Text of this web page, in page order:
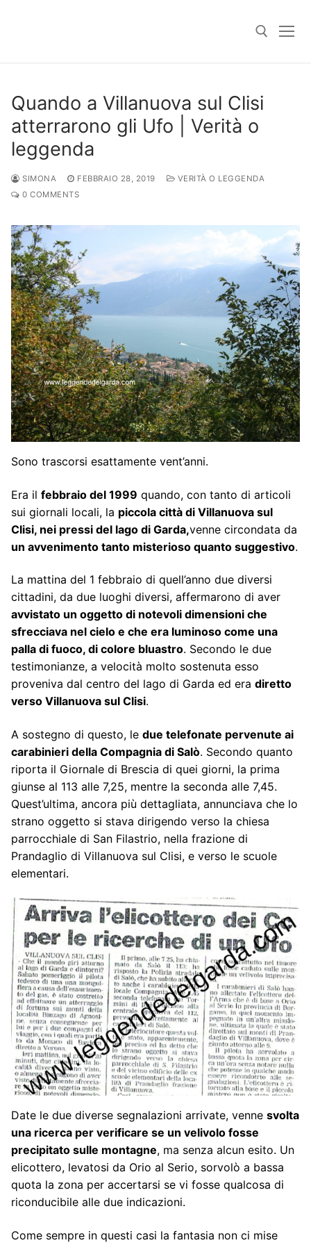
Quando a Villanuova sul Clisi
atterrarono gli Ufo | Verità o
leggenda
SIMONA FEBBRAIO 28, 2019
VERITÀ O LEGGENDA
0 COMMENTS
Sono trascorsi esattamente vent’anni.
Era il febbraio del 1999 quando, con tanto di articoli
sui giornali locali, la piccola città di Villanuova sul
Clisi, nei pressi del lago di Garda,venne circondata da
un avvenimento tanto misterioso quanto suggestivo.
La mattina del 1 febbraio di quell’anno due diversi
cittadini, da due luoghi diversi, affermarono di aver
avvistato un oggetto di notevoli dimensioni che
sfrecciava nel cielo e che era luminoso come una
palla di fuoco, di colore bluastro. Secondo le due
testimonianze, a velocità molto sostenuta esso
proveniva dal centro del lago di Garda ed era diretto
verso Villanuova sul Clisi.
A sostegno di questo, le due telefonate pervenute ai
carabinieri della Compagnia di Salò. Secondo quanto
riporta il Giornale di Brescia di quei giorni, la prima
giunse al 113 alle 7,25, mentre la seconda alle 7,45.
Quest’ultima, ancora più dettagliata, annunciava che lo
strano oggetto si stava dirigendo verso la chiesa
parrocchiale di San Filastrio, nella frazione di
Prandaglio di Villanuova sul Clisi, e verso le scuole
elementari.
Date le due diverse segnalazioni arrivate, venne svolta
una ricerca per verificare se un velivolo fosse
precipitato sulle montagne, ma senza alcun esito. Un
elicottero, levatosi da Orio al Serio, sorvolò a bassa
quota la zona per accertarsi se vi fosse qualcosa di
riconducibile alle due indicazioni.
Come sempre in questi casi la fantasia non ci mise